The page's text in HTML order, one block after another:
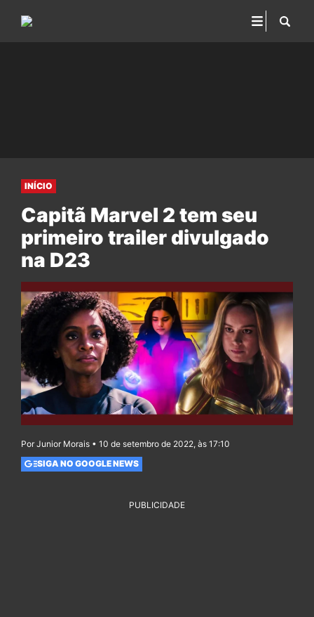
INÍCIO
Capitã Marvel 2 tem seu
primeiro trailer divulgado
na D23
Por Junior Morais • 10 de setembro de 2022, às 17:10
SIGA NO GOOGLE NEWS
PUBLICIDADE